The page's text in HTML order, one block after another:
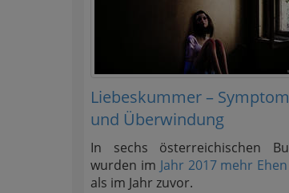
Liebeskummer –
und Überwindung
In sechs österreichischen
wurden im Jahr 2017 mehr
als im Jahr zuvor.